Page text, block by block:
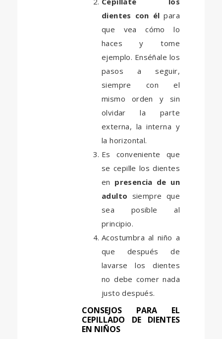
dientes con él para
que vea cómo lo
haces y tome
ejemplo. Enséñale los
pasos a seguir,
siempre con el
mismo orden y sin
olvidar la parte
externa, la interna y
la horizontal.
Es conveniente que
se cepille los dientes
en presencia de un
adulto siempre que
sea posible
al
principio.
Acostumbra al niño a
que después de
lavarse los dientes
no debe comer nada
justo después.
CONSEJOS PARA EL
CEPILLADO DE DIENTES
EN NIÑOS